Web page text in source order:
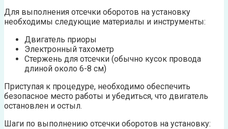
Для выполнения отсечки оборотов на установку
необходимы следующие материалы и инструменты:
Двигатель приоры
Электронный тахометр
Стержень для отсечки (обычно кусок провода
длиной около 6-8 см)
Приступая к процедуре, необходимо обеспечить
безопасное место работы и убедиться, что двигатель
остановлен и остыл.
Шаги по выполнению отсечки оборотов на установку: